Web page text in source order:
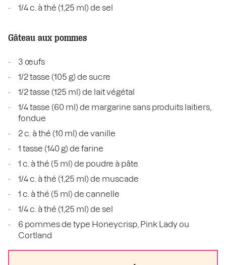
1/4 c. à thé (1,25 ml) de sel
Gâteau aux pommes
3 œufs
1/2 tasse (105 g) de sucre
1/2 tasse (125 ml) de lait végétal
1/4 tasse (60 ml) de margarine sans produits laitiers,
fondue
2 c. à thé (10 ml) de vanille
1 tasse (140 g) de farine
1 c. à thé (5 ml) de poudre à pâte
1/4 c. à thé (1,25 ml) de muscade
1 c. à thé (5 ml) de cannelle
1/4 c. à thé (1,25 ml) de sel
6 pommes de type Honeycrisp, Pink Lady ou
Cortland